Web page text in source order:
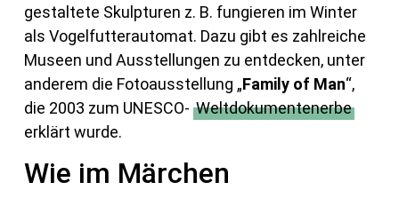
gestaltete Skulpturen z. B. fungieren im Winter
als Vogelfutterautomat. Dazu gibt es zahlreiche
Museen und Ausstellungen zu entdecken, unter
anderem die Fotoausstellung „Family of Man“,
die 2003 zum UNESCO- Weltdokumentenerbe
erklärt wurde.
Wie im Märchen